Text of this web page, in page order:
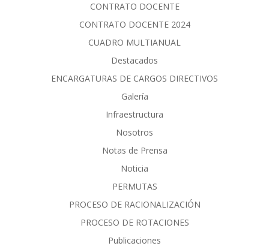
CONTRATO DOCENTE
CONTRATO DOCENTE 2024
CUADRO MULTIANUAL
Destacados
ENCARGATURAS DE CARGOS DIRECTIVOS
Galería
Infraestructura
Nosotros
Notas de Prensa
Noticia
PERMUTAS
PROCESO DE RACIONALIZACIÓN
PROCESO DE ROTACIONES
Publicaciones